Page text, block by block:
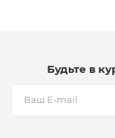
Будьте в